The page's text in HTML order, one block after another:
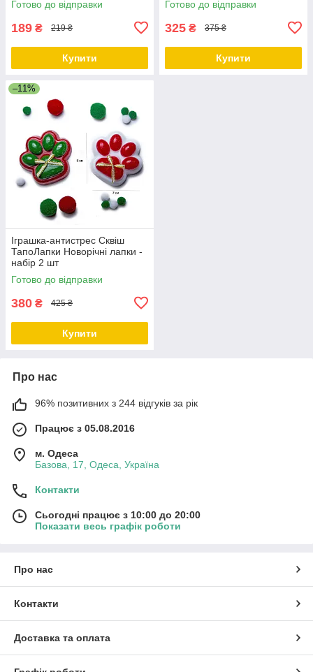
Готово до відправки
189 ₴ 219 ₴
Купити
Готово до відправки
325 ₴ 375 ₴
Купити
–11%
Іграшка-антистрес Сквіш
ТапоЛапки Новорічні лапки -
набір 2 шт
Готово до відправки
380 ₴ 425 ₴
Купити
Про нас
96% позитивних з 244 відгуків за рік
Працює з 05.08.2016
м. Одеса
Базова, 17, Одеса, Україна
Контакти
Сьогодні працює з 10:00 до 20:00
Показати весь графік роботи
Про нас
Контакти
Доставка та оплата